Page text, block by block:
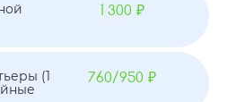
1 300 ₽
(1
760/950 ₽